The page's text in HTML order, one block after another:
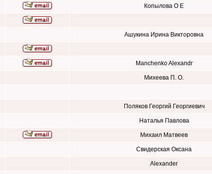
Копылова О Е
Ашукина Ирина Викторовна
Manchenko Alexandr
Михеева П. О.
Поляков Георгий Георгиевич
Наталья Павлова
Михаил Матвеев
Свидерская Оксана
Alexander